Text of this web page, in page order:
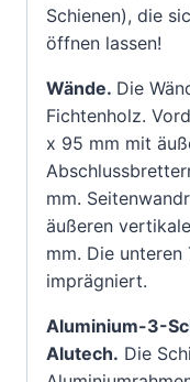
Schienen), die
öffnen lassen!
Wände. Die
Fichtenholz.
x 95 mm mit
mm.
äußeren
mm. Die unteren
imprägniert.
Aluminium-3-
Alutech. Die